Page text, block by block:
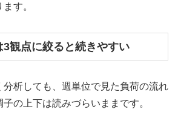
す。
観点に絞ると続きやすい
分析しても、週単位で見た負荷の流れ
の上下は読みづらいままです。